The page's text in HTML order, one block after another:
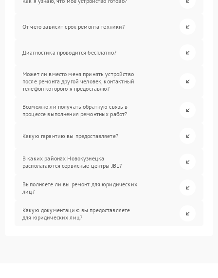
От чего зависит срок ремонта техники?
Диагностика проводится бесплатно?
Может ли вместо меня принять устройство
после ремонта другой человек, контактный
телефон которого я предоставлю?
Возможно ли получать обратную связь в
процессе выполнения ремонтных работ?
Какую гарантию вы предоставляете?
В каких районах Новокузнецка
располагаются сервисные центры JBL?
Выполняете ли вы ремонт для юридических
лиц?
Какую документацию вы предоставляете
для юридических лиц?